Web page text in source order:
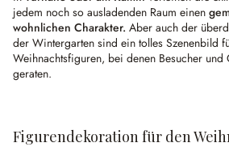
jedem noch so ausladenden Raum einen
wohnlichen Charakter. Aber auch der
der Wintergarten sind ein tolles Szenenbild
Weihnachtsfiguren, bei denen Besucher und
geraten.
Figurendekoration für den